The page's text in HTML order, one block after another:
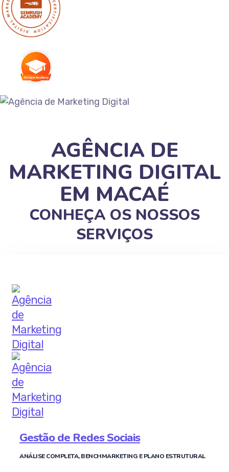
AGÊNCIA DE
MARKETING DIGITAL
EM MACAÉ
CONHEÇA OS NOSSOS
SERVIÇOS
Gestão de Redes Sociais
ANÁLISE COMPLETA, BENCHMARKETING E PLANO ESTRUTURAL